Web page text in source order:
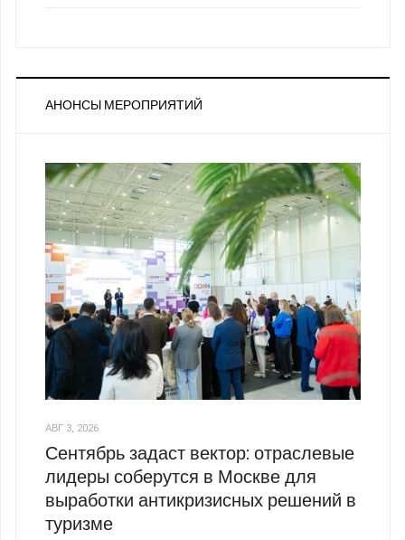
АНОНСЫ МЕРОПРИЯТИЙ
АВГ 3, 2026
Сентябрь задаст вектор: отраслевые
лидеры соберутся в Москве для
выработки антикризисных решений в
туризме